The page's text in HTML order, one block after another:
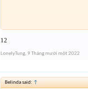
12
LonelyTung, 9 Tháng mười một 2022
Belinda said: ↑